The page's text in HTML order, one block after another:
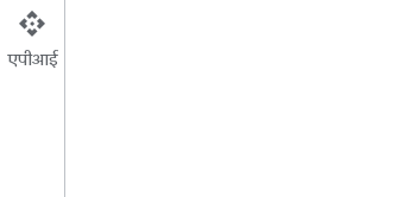
खास जानकारी
अपने वेब ऐप्लिकेशन में 'Google से साइन इन
एपीआई